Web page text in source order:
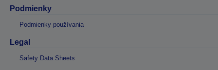
Podmienky
Podmienky používania
Legal
Safety Data Sheets